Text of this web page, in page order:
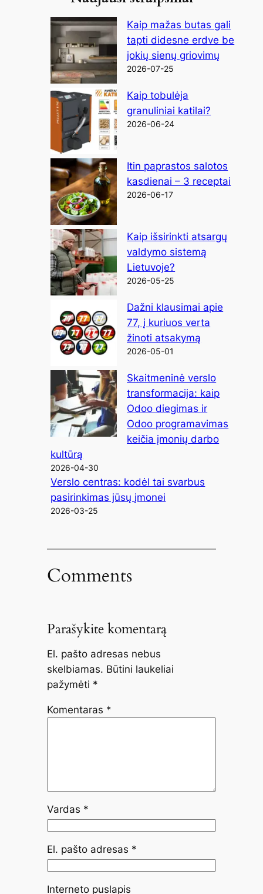
Kaip mažas butas gali
tapti didesne erdve be
jokių sienų griovimų
2026-07-25
Kaip tobulėja
granuliniai katilai?
2026-06-24
Itin paprastos salotos
kasdienai – 3 receptai
2026-06-17
Kaip išsirinkti atsargų
valdymo sistemą
Lietuvoje?
2026-05-25
Dažni klausimai apie
77, į kuriuos verta
žinoti atsakymą
2026-05-01
Skaitmeninė verslo
transformacija: kaip
Odoo diegimas ir
Odoo programavimas
keičia įmonių darbo
kultūrą
2026-04-30
Verslo centras: kodėl tai svarbus
pasirinkimas jūsų įmonei
2026-03-25
Comments
Parašykite komentarą
El. pašto adresas nebus
skelbiamas. Būtini laukeliai
pažymėti *
Komentaras *
Vardas *
El. pašto adresas *
Interneto puslapis